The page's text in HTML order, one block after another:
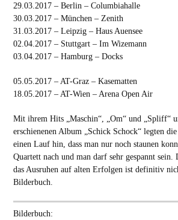
29.03.2017 – Berlin – Columbiahalle
30.03.2017 – München – Zenith
31.03.2017 – Leipzig – Haus Auensee
02.04.2017 – Stuttgart – Im Wizemann
03.04.2017 – Hamburg – Docks
05.05.2017 – AT-Graz – Kasematten
18.05.2017 – AT-Wien – Arena Open Air
Mit ihrem Hits „Maschin“, „Om“ und „Spliff“
erschienenen Album „Schick Schock“ legten
einen Lauf hin, dass man nur noch staunen
Quartett nach und man darf sehr gespannt sein.
das Ausruhen auf alten Erfolgen ist definitiv
Bilderbuch.
Bilderbuch: